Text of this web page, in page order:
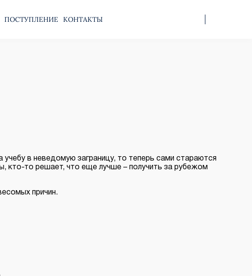
ПОСТУПЛЕНИЕ КОНТАКТЫ
в неведомую заграницу, то теперь сами стараются
кто-то решает, что еще лучше – получить за рубежом
причин.